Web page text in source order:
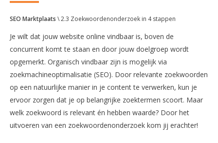
SEO Marktplaats \ 2.3 Zoekwoordenonderzoek in 4 stappen
Je wilt dat jouw website online vindbaar is, boven de
concurrent komt te staan en door jouw doelgroep wordt
opgemerkt. Organisch vindbaar zijn is mogelijk via
zoekmachineoptimalisatie (SEO). Door relevante zoekwoorden
op een natuurlijke manier in je content te verwerken, kun je
ervoor zorgen dat je op belangrijke zoektermen scoort. Maar
welk zoekwoord is relevant én hebben waarde? Door het
uitvoeren van een zoekwoordenonderzoek kom jij erachter!